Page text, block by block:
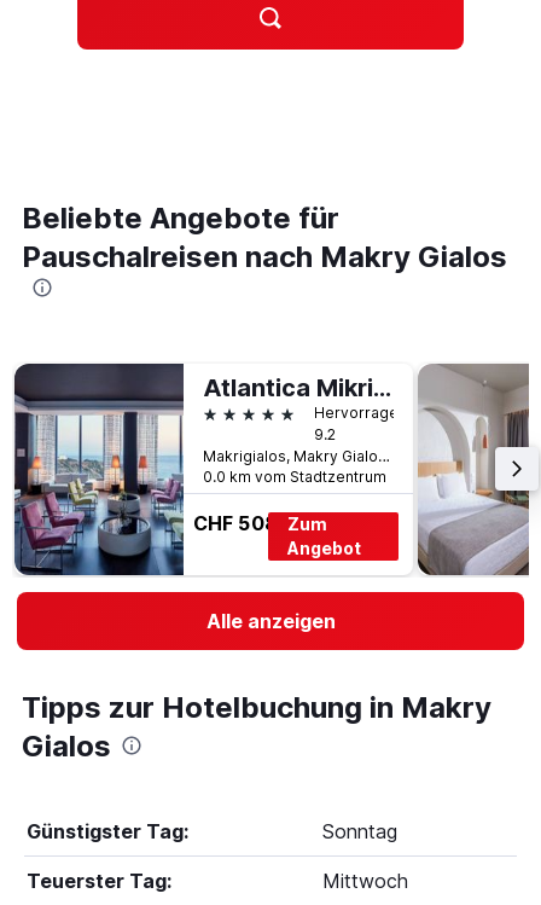
Beliebte Angebote für
Pauschalreisen nach Makry Gialos
Atlantica Mikri Poli Crete
5 Sterne
Hervorragend
9.2
Makrigialos, Makry Gialos, Griechenland
0.0 km vom Stadtzentrum
CHF 508
Zum
Angebot
Alle anzeigen
Tipps zur Hotelbuchung in Makry
Gialos
Günstigster Tag: Sonntag
Teuerster Tag: Mittwoch